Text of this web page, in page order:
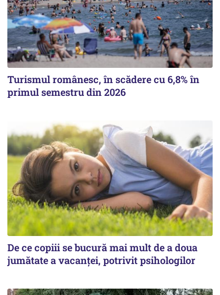
Turismul românesc, în scădere cu 6,8% în
primul semestru din 2026
De ce copiii se bucură mai mult de a doua
jumătate a vacanței, potrivit psihologilor